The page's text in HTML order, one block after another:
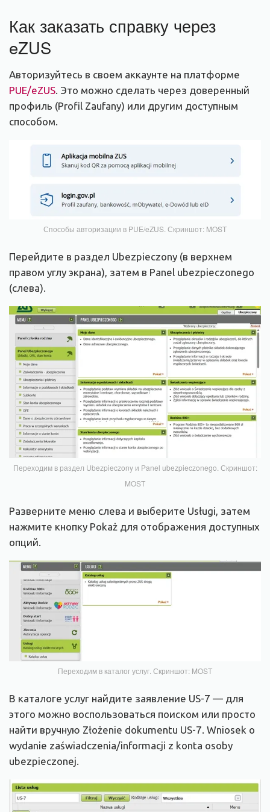
Как заказать справку через
eZUS
Авторизуйтесь в своем аккаунте на платформе
PUE/eZUS. Это можно сделать через доверенный
профиль (Profil Zaufany) или другим доступным
способом.
Способы авторизации в PUE/eZUS. Скриншот: MOST
Перейдите в раздел Ubezpieczony (в верхнем
правом углу экрана), затем в Panel ubezpieczonego
(слева).
Переходим в раздел Ubezpieczony и Panel ubezpieczonego. Скриншот:
MOST
Разверните меню слева и выберите Usługi, затем
нажмите кнопку Pokaż для отображения доступных
опций.
Переходим в каталог услуг. Скриншот: MOST
В каталоге услуг найдите заявление US-7 — для
этого можно воспользоваться поиском или просто
найти вручную Złożenie dokumentu US-7. Wniosek o
wydanie zaświadczenia/informacji z konta osoby
ubezpieczonej.